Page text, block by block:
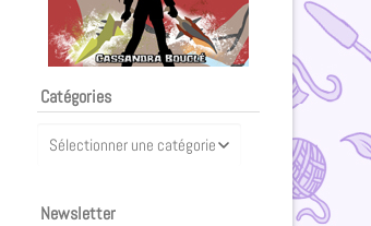
Catégories
Newsletter